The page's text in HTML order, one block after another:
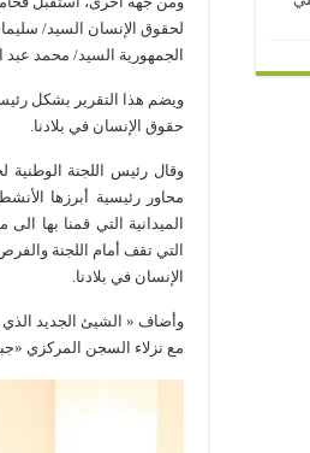
الجمهورية السيد/ محمد عبد
حقوق الإنسان في بلادنا.
وقال رئيس اللجنة
الميدانية التي قمنا بها
التي تقف أمام اللجنة
الإنسان في بلادنا.
وأضاف « الشيئ الجديد الذي
مع نزلاء السجن المركزي